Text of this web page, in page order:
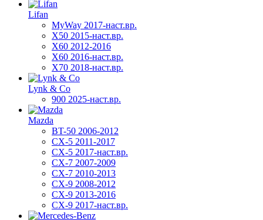
Lifan
MyWay 2017-наст.вр.
X50 2015-наст.вр.
X60 2012-2016
X60 2016-наст.вр.
X70 2018-наст.вр.
Lynk & Co
900 2025-наст.вр.
Mazda
BT-50 2006-2012
CX-5 2011-2017
CX-5 2017-наст.вр.
CX-7 2007-2009
CX-7 2010-2013
CX-9 2008-2012
CX-9 2013-2016
CX-9 2017-наст.вр.